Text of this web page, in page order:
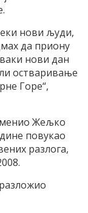
нови људи,
да приону
нови дан
остваривање
Горе“,
Жељко
повукао
разлога,